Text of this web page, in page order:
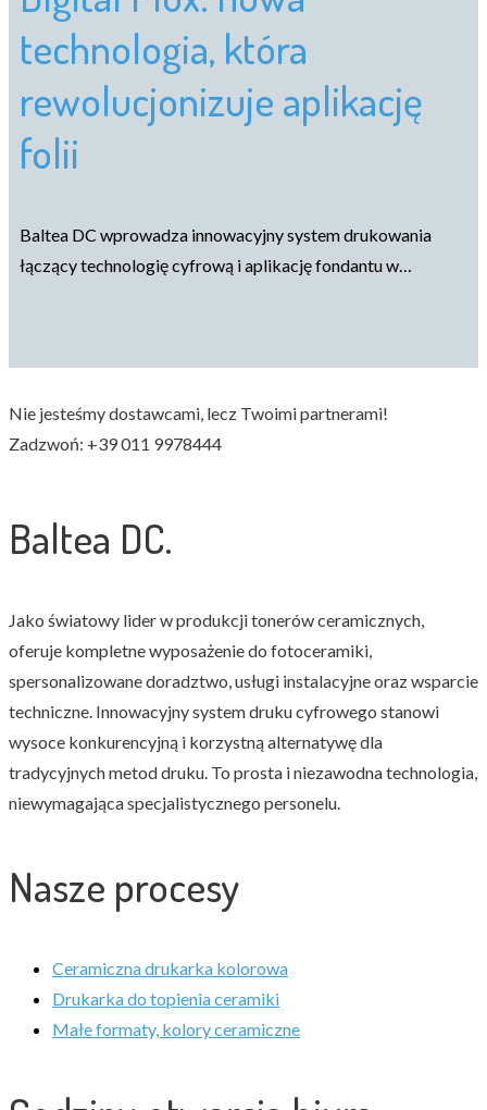
technologia, która
rewolucjonizuje aplikację
folii
Baltea DC wprowadza innowacyjny system drukowania
łączący technologię cyfrową i aplikację fondantu w…
Nie jesteśmy dostawcami, lecz Twoimi partnerami!
Zadzwoń: +39 011 9978444
Baltea DC.
Jako światowy lider w produkcji tonerów ceramicznych,
oferuje kompletne wyposażenie do fotoceramiki,
spersonalizowane doradztwo, usługi instalacyjne oraz wsparcie
techniczne. Innowacyjny system druku cyfrowego stanowi
wysoce konkurencyjną i korzystną alternatywę dla
tradycyjnych metod druku. To prosta i niezawodna technologia,
niewymagająca specjalistycznego personelu.
Nasze procesy
Ceramiczna drukarka kolorowa
Drukarka do topienia ceramiki
Małe formaty, kolory ceramiczne